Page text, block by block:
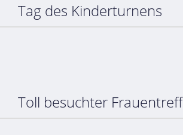
Tag des Kinderturnens
Toll besuchter Frauentreff